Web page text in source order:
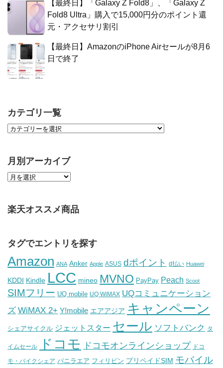
【最終日】「Galaxy Z Fold8」、「Galaxy Z
Fold8 Ultra」購入で15,000円分のポイント還
元・アクセサリ割引
【最終日】AmazonのiPhone Airセールが8月6
日で終了
カテゴリ一覧
月別アーカイブ
楽天オススメ商品
タグでエントリを探す
Amazon ANA Anker Apple ASUS dポイント d払い Huawei
KDDI Kindle LCC mineo MVNO PayPay Peach Scoot
SIMフリー UQ mobile UQ WiMAX UQコミュニケーション
ズ WiMAX 2+ Y!mobile エアアジア キャンペーン
シェアサイクル ジェットスター セール ソフトバンク タ
イムセール ドコモ ドコモオンラインショップ ドコ
モ・バイクシェア バニラエア フィリピン プリペイドSIM モバイル